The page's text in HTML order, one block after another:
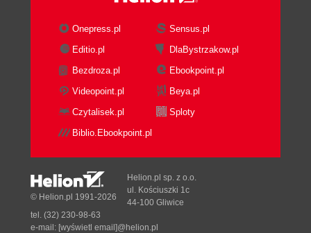
Onepress.pl
Sensus.pl
Editio.pl
DlaBystrzakow.pl
Bezdroza.pl
Ebookpoint.pl
Videopoint.pl
Beya.pl
Czytalisek.pl
Sploty
Biblio.Ebookpoint.pl
© Helion.pl 1991-2026
Helion.pl sp. z o.o.
ul. Kościuszki 1c
44-100 Gliwice
tel. (32) 230-98-63
e-mail: [wyświetl email]@helion.pl